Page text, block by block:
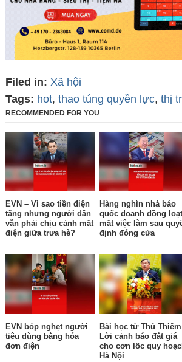
Filed in: Xã hội
Tags: hot, thao túng quyền lực, thị
RECOMMENDED FOR YOU
EVN – Vì sao tiền điện
tăng nhưng người dân
vẫn phải chịu cảnh mất
điện giữa trưa hè?
Hàng nghìn nhà báo
quốc doanh đồng loạt
mất việc làm sau
định đóng cửa
EVN bóp nghẹt người
tiêu dùng bằng hóa
đơn điện
Bài học từ Thủ
Lời cảnh báo đắt giá
cho cơn lốc quy
Hà Nội